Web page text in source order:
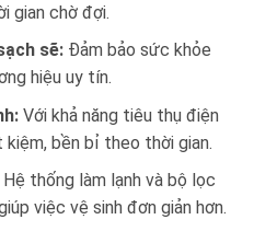
gian chờ đợi.
sẽ:Đảm bảo sức khỏe
hiệu uy tín.
Với khả năng tiêu thụ điện
bền bỉ theo thời gian.
thống làm lạnh và bộ lọc
việc vệ sinh đơn giản hơn.